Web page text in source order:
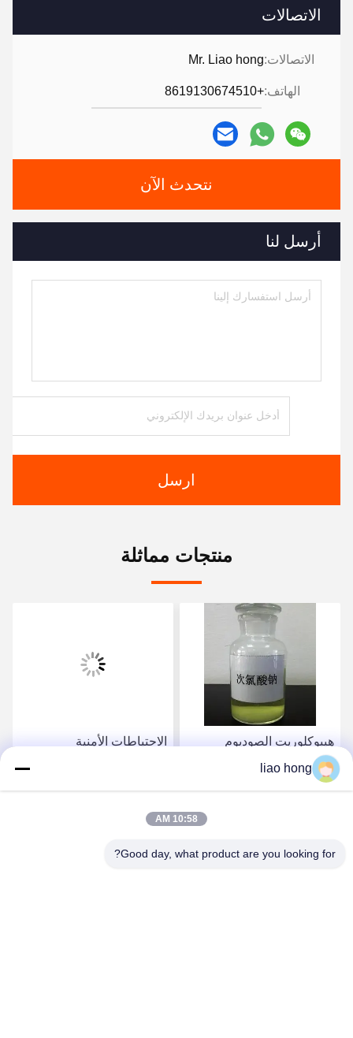
الاتصالات
الاتصالات:Mr. Liao hong
الهاتف:+8619130674510
نتحدث الآن
أرسل لنا
ارسل
منتجات مماثلة
هيبوكلوريت الصوديوم
NaClO محلول أصفر قليلاً
يستخدم بشكل رئيسي كعامل
احصل على أفضل سعر
الاحتياطات الأمنية
liao hong
10:58 AM
Good day, what product are you looking for?